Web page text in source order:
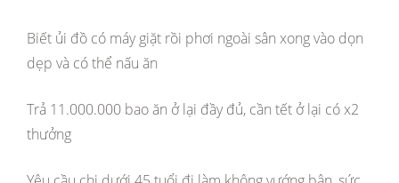
Biết ủi đồ có máy giặt rồi phơi ngoài sân xong vào dọn
dẹp và có thể nấu ăn
Trả 11.000.000 bao ăn ở lại đầy đủ, cần tết ở lại có x2
thưởng